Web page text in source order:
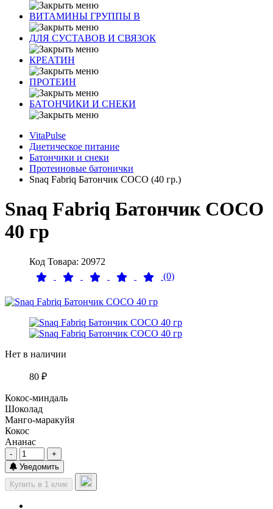
ВИТАМИНЫ ГРУППЫ В
ДЛЯ СУСТАВОВ И СВЯЗОК
КРЕАТИН
ПРОТЕИН
БАТОНЧИКИ И СНЕКИ
VitaPulse
Диетическое питание
Батончики и снеки
Протеиновые батонички
Snaq Fabriq Батончик COCO (40 гр.)
Snaq Fabriq Батончик COCO
40 гр
Код Товара: 20972
(0)
Нет в наличии
80 ₽
Кокос-миндаль
Шоколад
Манго-маракуйя
Кокос
Ананас
-
+
Уведомить
Купить в 1 клик